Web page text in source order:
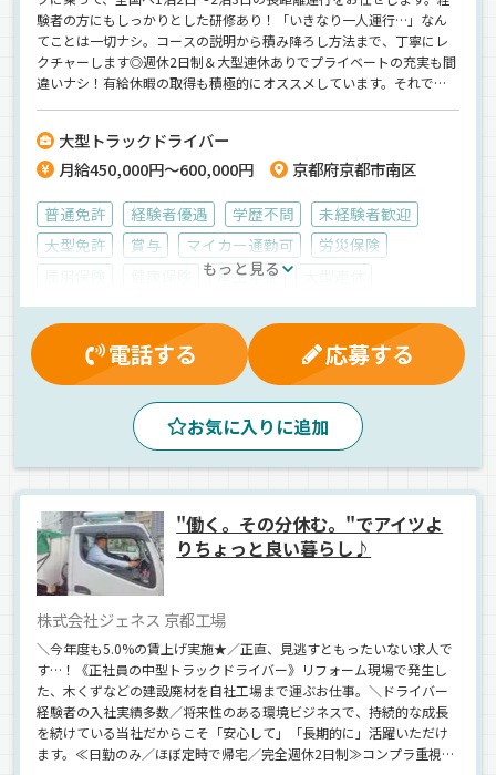
験者の方にもしっかりとした研修あり！「いきなり一人運行…」なん
てことは一切ナシ。コースの説明から積み降ろし方法まで、丁寧にレ
クチャーします◎週休2日制＆大型連休ありでプライベートの充実も間
違いナシ！有給休暇の取得も積極的にオススメしています。それでい
大型トラックドライバー
月給450,000円～600,000円
京都府京都市南区
普通免許 経験者優遇 学歴不問
未経験者歓迎
大型免許
賞与 マイカー通勤可
労災保険
厚生年金
再雇用制度
入社祝金 有給休暇 夕方 早朝
昼
真夜中 朝
エアサス
ジョロダー・ジョルダー
1人1台専用車
長距離
バックアイモニター装備
ETC搭載 雑貨
冷蔵・冷凍車 正社員
もっと見る
電話する 応募する
お気に入りに追加
"働く。その分休む。"でアイツよ
りちょっと良い暮らし♪
株式会社ジェネス 京都工場
＼今年度も5.0%の賃上げ実施★／正直、見逃すともったいない求人で
す…！《正社員の中型トラックドライバー》リフォーム現場で発生し
た、木くずなどの建設廃材を自社工場まで運ぶお仕事。＼ドライバー
経験者の入社実績多数／将来性のある環境ビジネスで、持続的な成長
を続けている当社だからこそ「安心して」「長期的に」活躍いただけ
ます。≪日勤のみ／ほぼ定時で帰宅／完全週休2日制≫コンプラ重視の